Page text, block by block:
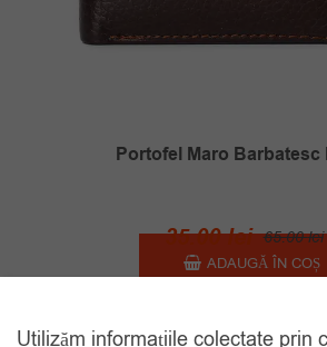
Portofel Maro Barbatesc
65.00lei
Prețul
inițial
fost:
35.00leiPrețul
curent
35.00
ADAUGĂ ÎN COȘ
Utilizăm informațiile colectate prin